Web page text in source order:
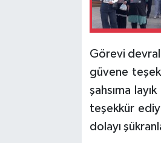
Görevi
güvene
şahsıma
teşekkür
dolayı